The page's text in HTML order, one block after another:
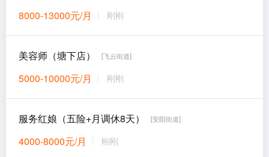
8000-13000元/月 刚刚
美容师（塘下店） [飞云街道]
5000-10000元/月 刚刚
服务红娘（五险+月调休8天） [安阳街道]
4000-8000元/月 刚刚